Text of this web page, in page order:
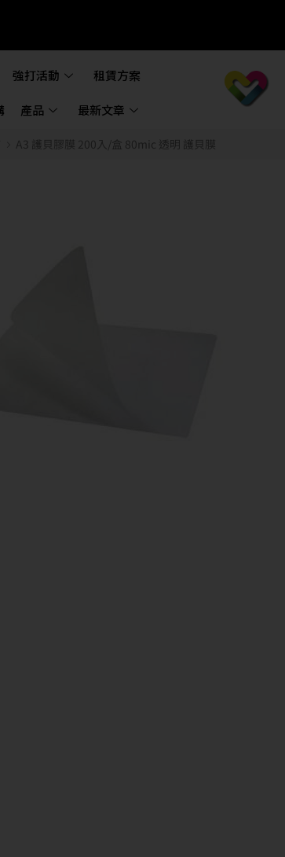
強打活動 租賃方案
產品 最新文章
A3 護貝膠膜 200入/盒 80mic 透明 護貝膜